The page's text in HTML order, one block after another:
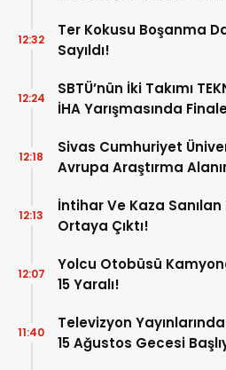
Ter Kokusu Boşanma
Sayıldı!
12:32
SBTÜ’nün İki Takımı
İHA Yarışmasında
12:24
Sivas Cumhuriyet
Avrupa Araştırma
12:18
İntihar Ve Kaza
Ortaya Çıktı!
12:13
Yolcu Otobüsü
15 Yaralı!
12:07
Televizyon
15 Ağustos Gecesi
11:40